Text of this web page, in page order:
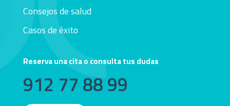
Consejos de salud
Casos de éxito
Reserva una cita o consulta tus dudas
912 77 88 99